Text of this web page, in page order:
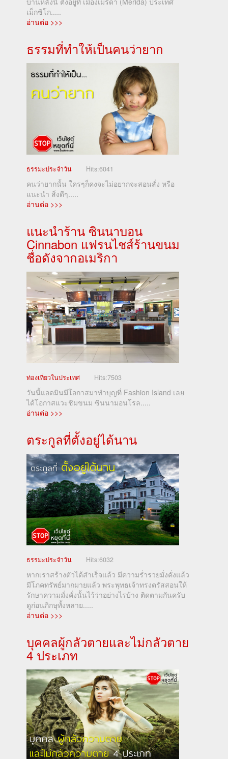
เม็กซิโก.....
อ่านต่อ >>>
ธรรมที่ทำให้เป็นคนว่ายาก
ธรรมะประจำวัน Hits:6041
คนว่ายากนั้น ใครๆก็คงจะไม่อยากจะสอนสั่ง หรือ
แนะนำ สิ่งดีๆ.....
อ่านต่อ >>>
แนะนำร้าน ซินนาบอน
Cinnabon แฟรนไชส์ร้านขนม
ชื่อดังจากอเมริกา
ท่องเที่ยวในประเทศ Hits:7503
วันนี้แอดมินมีโอกาสมาทำบุญที่ Fashion Island เลย
ได้โอกาสแวะชิมขนม ซินนามอนโรล.....
อ่านต่อ >>>
ตระกูลที่ตั้งอยู่ได้นาน
ธรรมะประจำวัน Hits:6032
หากเราสร้างตัวได้สำเร็จแล้ว มีความร่ำรวยมั่งคั่งแล้ว
มีโภคทรัพย์มากมายแล้ว พระพุทธเจ้าทรงตรัสสอนให้
รักษาความมั่งคั่งนั้นไว้ว่าอย่างไรบ้าง ติดตามกันครับ
ดูก่อนภิกษุทั้งหลาย.....
อ่านต่อ >>>
บุคคลผู้กลัวตายและไม่กลัวตาย
4 ประเภท